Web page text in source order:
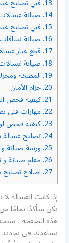
14. صيانة
15. فني تصليح
16. صيانة
17. قطع غيار
18. صيانة
19. المضخة
20. حزام الأمان
21. كيفية فحص
22. مهارات فني
23. كيفية فحص
24. تصليح
25. ورشة صيانة
26. معلم صيانة
27. اصلاح تصليح
إذا كانت الغسالة
تكن متأكدًا تمامًا
هذه الصفحة ،
تساعدك في تحديد